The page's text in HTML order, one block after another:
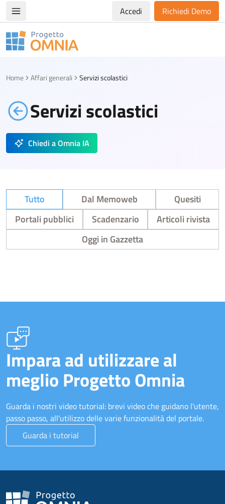
Apri/chiudi menù di navigazioneAccedi Richiedi Demo
Progetto Omnia
Home Affari generali Servizi scolastici
Servizi scolastici
Chiedi a Omnia IA
Tutto Dal Memoweb
Quesiti
Portali pubblici
Scadenzario
Articoli rivista
Oggi in Gazzetta
Impara ad utilizzare al
meglio Progetto Omnia
Guarda i nostri video tutorial: brevi video che guidano l'utente,
passo passo, all'utilizzo delle varie funzionalità del portale.
Guarda i tutorial